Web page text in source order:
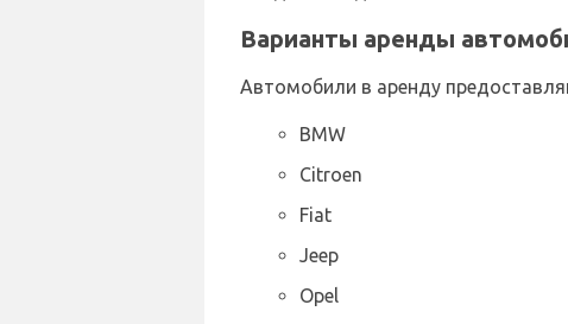
Варианты аренды
Автомобили в аренду
BMW
Citroen
Fiat
Jeep
Opel